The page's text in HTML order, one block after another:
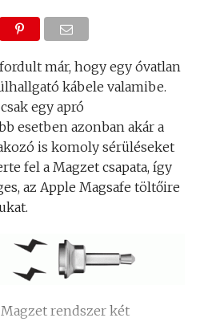
már, hogy egy óvatlan
kábele valamibe.
egy apró
esetben azonban akár a
is komoly sérüléseket
fel a Magzet csapata, így
az Apple Magsafe töltőire
rendszer két